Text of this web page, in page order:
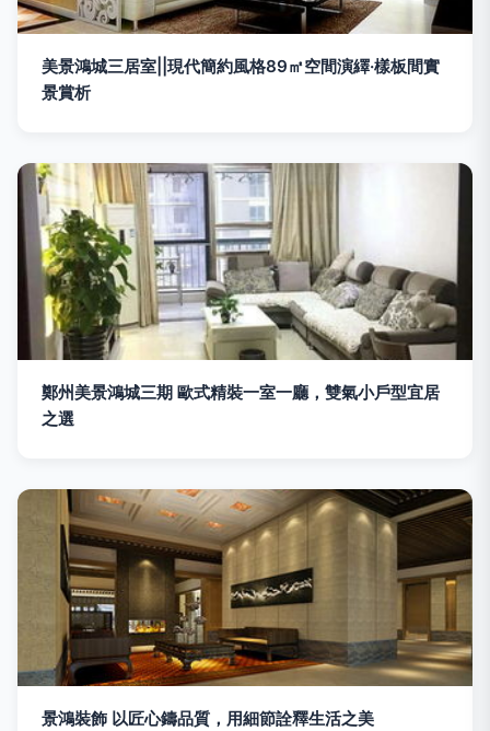
美景鴻城三居室||現代簡約風格89㎡空間演繹·樣板間實
景賞析
鄭州美景鴻城三期 歐式精裝一室一廳，雙氣小戶型宜居
之選
景鴻裝飾 以匠心鑄品質，用細節詮釋生活之美